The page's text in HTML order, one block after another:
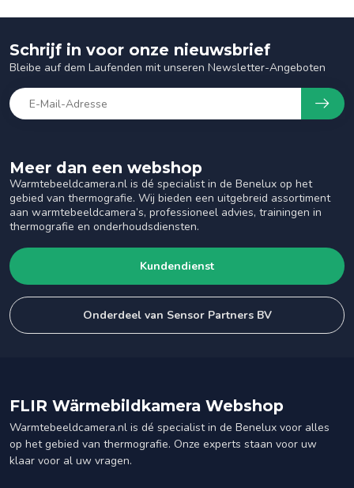
Meer dan een webshop
Warmtebeeldcamera.nl is dé specialist in de Benelux op het
gebied van thermografie. Wij bieden een uitgebreid assortiment
aan warmtebeeldcamera’s, professioneel advies, trainingen in
thermografie en onderhoudsdiensten.
Kundendienst
Onderdeel van Sensor Partners BV
Schrijf in voor onze nieuwsbrief
Bleibe auf dem Laufenden mit unseren Newsletter-Angeboten
FLIR Wärmebildkamera Webshop
Warmtebeeldcamera.nl is dé specialist in de Benelux voor alles
op het gebied van thermografie. Onze experts staan voor uw
klaar voor al uw vragen.